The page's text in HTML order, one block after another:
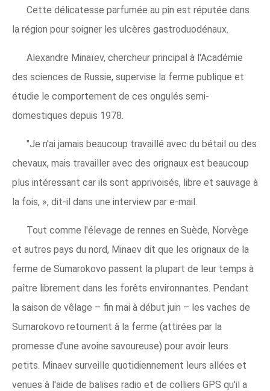
Cette délicatesse parfumée au pin est réputée dans
la région pour soigner les ulcères gastroduodénaux.
Alexandre Minaïev, chercheur principal à l'Académie
des sciences de Russie, supervise la ferme publique et
étudie le comportement de ces ongulés semi-
domestiques depuis 1978.
"Je n'ai jamais beaucoup travaillé avec du bétail ou des
chevaux, mais travailler avec des orignaux est beaucoup
plus intéressant car ils sont apprivoisés, libre et sauvage à
la fois, », dit-il dans une interview par e-mail.
Tout comme l'élevage de rennes en Suède, Norvège
et autres pays du nord, Minaev dit que les orignaux de la
ferme de Sumarokovo passent la plupart de leur temps à
paître librement dans les forêts environnantes. Pendant
la saison de vêlage – fin mai à début juin – les vaches de
Sumarokovo retournent à la ferme (attirées par la
promesse d'une avoine savoureuse) pour avoir leurs
petits. Minaev surveille quotidiennement leurs allées et
venues à l'aide de balises radio et de colliers GPS qu'il a